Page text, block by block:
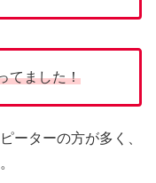
てました！
ーターの方が多く、